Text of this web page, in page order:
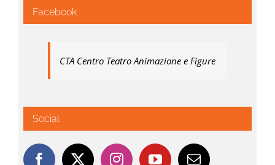
Facebook
CTA Centro Teatro Animazione e Figure
Social